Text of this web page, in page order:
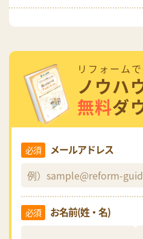
リフォーム
ノウハ
無料ダ
必須 メールアドレス
必須 お名前(姓・名)